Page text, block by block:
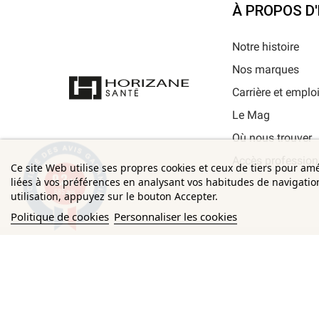
Ce site Web utilise ses propres cookies et ceux de tiers pour
liées à vos préférences en analysant vos habitudes de
utilisation, appuyez sur le bouton Accepter.
Politique de cookies Personnaliser les cookies
À PROPOS
Notre histoire
Nos marques
Carrière et emploi
Le Mag
Où nous trouver
Accès
9.3/10
685 avis